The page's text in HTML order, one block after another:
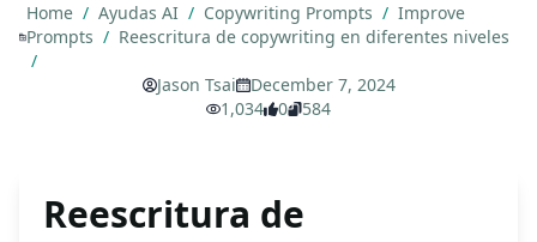
Home / Ayudas AI / Copywriting Prompts / Improve
Prompts / Reescritura de copywriting en diferentes niveles
/
Jason Tsai
December 7, 2024
1,034
0 584
Reescritura de